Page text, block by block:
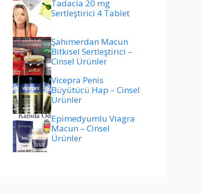
Tadacia 20 mg
Sertleştirici 4 Tablet
Şahımerdan Macun
Bitkisel Sertleştirici –
Cinsel Ürünler
Vicepra Penis
Büyütücü Hap – Cinsel
Ürünler
Epimedyumlu Viagra
Macun – Cinsel
Ürünler